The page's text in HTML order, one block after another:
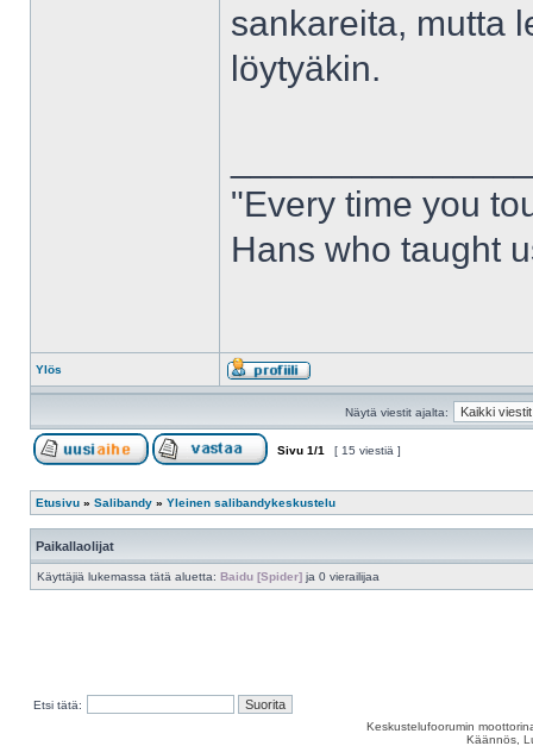
sankareita, mutta
löytyäkin.
"Every time you
Hans who taught
Ylös
Näytä viestit ajalta:
Sivu 1/1 [ 15 viestiä ]
Etusivu » Salibandy » Yleinen salibandykeskustelu
Paikallaolijat
Käyttäjiä lukemassa tätä aluetta: Baidu [Spider] ja 0 vierailijaa
Etsi tätä:
Keskustelufoorumin
Käännös,